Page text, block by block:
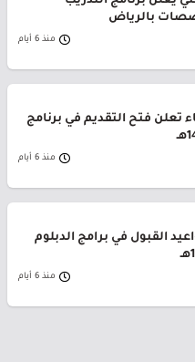
بالرياض
منذ 6 أيام
تعلن فتح التقديم في برنامج
منذ 6 أيام
القبول في برامج الدبلوم
منذ 6 أيام